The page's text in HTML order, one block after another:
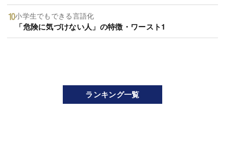
小学生でもできる言語化
「危険に気づけない人」の特徴・ワースト1
ランキング一覧